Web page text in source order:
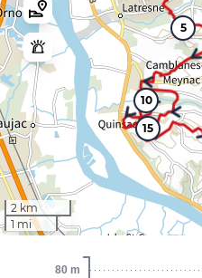
5
10
15
2 km
1 mi
80 m